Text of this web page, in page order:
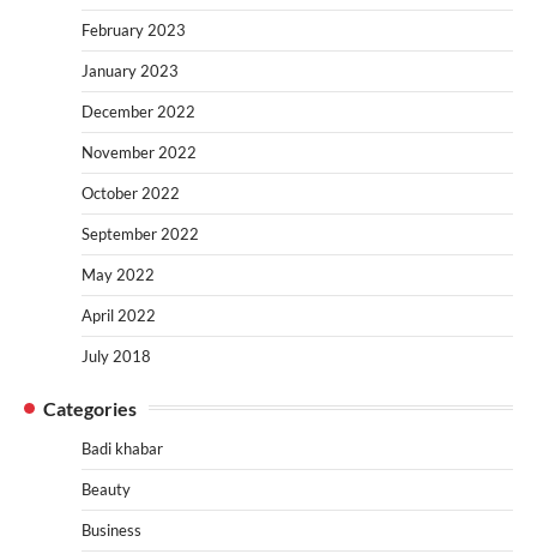
February 2023
January 2023
December 2022
November 2022
October 2022
September 2022
May 2022
April 2022
July 2018
Categories
Badi khabar
Beauty
Business